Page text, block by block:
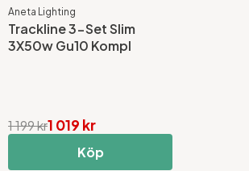
Aneta Lighting
Trackline 3-Set Slim
3X50w Gu10 Kompl
1 019 kr
1 199 kr
Köp